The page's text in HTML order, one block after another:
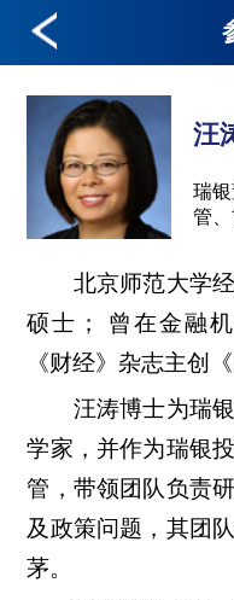
汪
瑞
管
北京师范大学经
硕士； 曾在金融
《财经》杂志主创
汪涛博士为瑞银
学家，并作为瑞银
管，带领团队负责
及政策问题，其团
茅。